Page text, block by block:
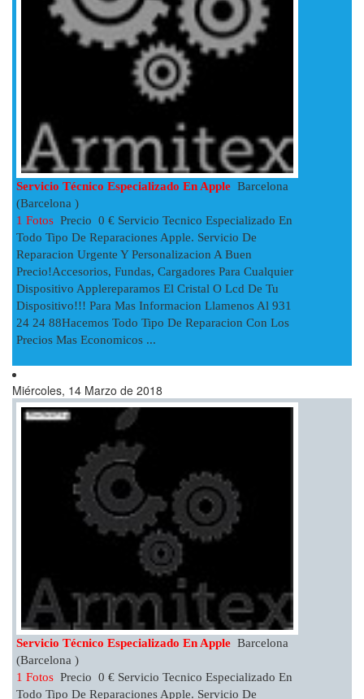
Servicio Técnico Especializado En Apple Barcelona
(Barcelona )
1 Fotos Precio 0 € Servicio Tecnico Especializado En
Todo Tipo De Reparaciones Apple. Servicio De
Reparacion Urgente Y Personalizacion A Buen
Precio!accesorios, Fundas, Cargadores Para Cualquier
Dispositivo Applereparamos El Cristal O Lcd De Tu
Dispositivo!!! Para Mas Informacion Llamenos Al 931
24 24 88Hacemos Todo Tipo De Reparacion Con Los
Precios Mas Economicos ...
Miércoles, 14 Marzo de 2018
Servicio Técnico Especializado En Apple Barcelona
(Barcelona )
1 Fotos Precio 0 € Servicio Tecnico Especializado En
Todo Tipo De Reparaciones Apple. Servicio De